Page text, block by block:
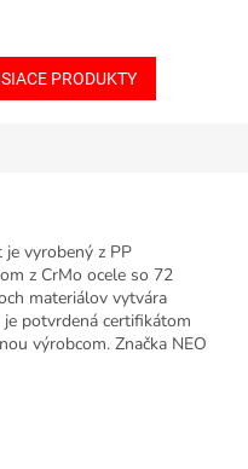
PRODUKTY
je vyrobený z PP
z CrMo ocele so 72
materiálov vytvára
potvrdená certifikátom
výrobcom. Značka NEO